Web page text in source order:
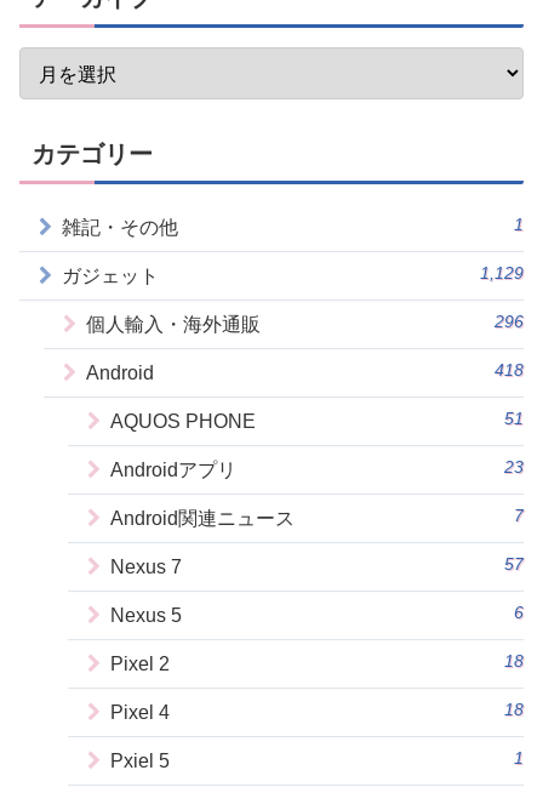
カテゴリー
雑記・その他 1
ガジェット 1,129
個人輸入・海外通販 296
Android 418
AQUOS PHONE 51
Androidアプリ 23
Android関連ニュース 7
Nexus 7 57
Nexus 5 6
Pixel 2 18
Pixel 4 18
Pxiel 5 1